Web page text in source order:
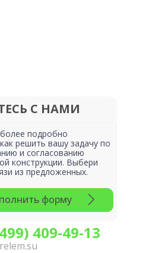
С НАМИ
подробно
решить вашу задачу по
и согласованию
конструкции. Выбери
из предложенных.
409-49-13
форму